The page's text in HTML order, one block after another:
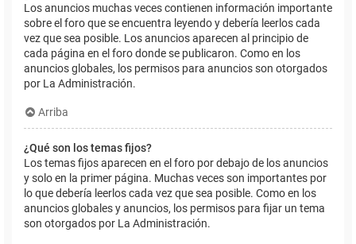
Los anuncios muchas veces contienen información importante
sobre el foro que se encuentra leyendo y debería leerlos cada
vez que sea posible. Los anuncios aparecen al principio de
cada página en el foro donde se publicaron. Como en los
anuncios globales, los permisos para anuncios son otorgados
por La Administración.
Arriba
¿Qué son los temas fijos?
Los temas fijos aparecen en el foro por debajo de los anuncios
y solo en la primer página. Muchas veces son importantes por
lo que debería leerlos cada vez que sea posible. Como en los
anuncios globales y anuncios, los permisos para fijar un tema
son otorgados por La Administración.